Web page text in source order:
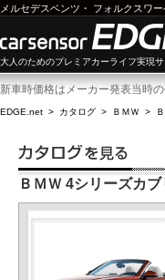
メルセデスベンツ ・ フォルクスワー
大人のためのプレミアカーライフ実現
新車時価格はメーカー発表当時
EDGE.net > カタログ > ＢＭＷ >
ＢＭＷ 4シリーズカ